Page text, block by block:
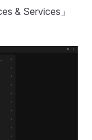
& Services」